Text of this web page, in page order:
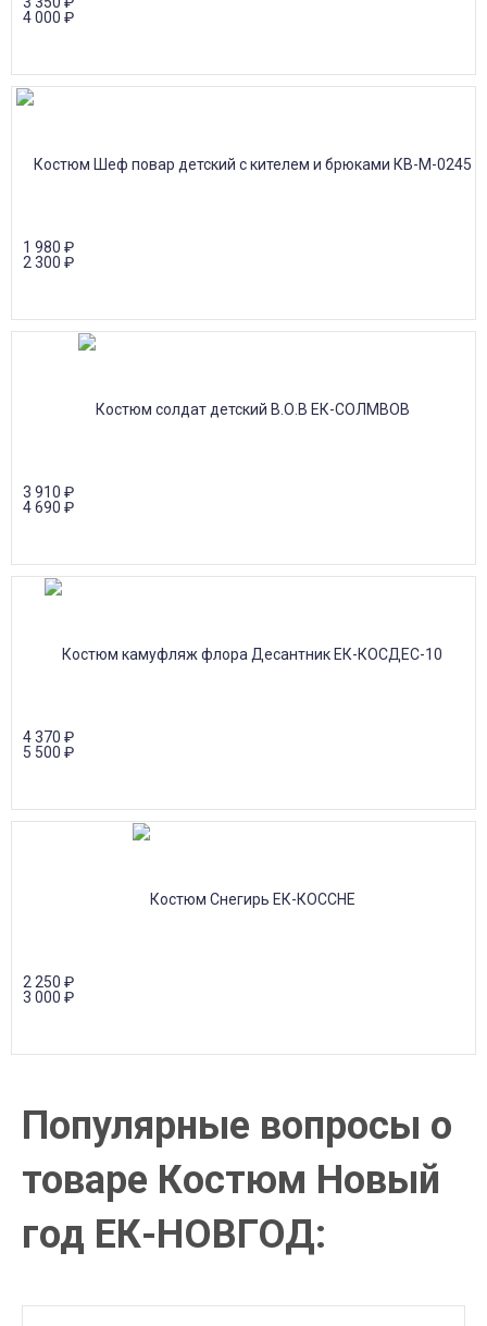
4 000 ₽
1 980 ₽
2 300 ₽
3 910 ₽
4 690 ₽
4 370 ₽
5 500 ₽
2 250 ₽
3 000 ₽
Популярные вопросы о
товаре Костюм Новый
год ЕК-НОВГОД: